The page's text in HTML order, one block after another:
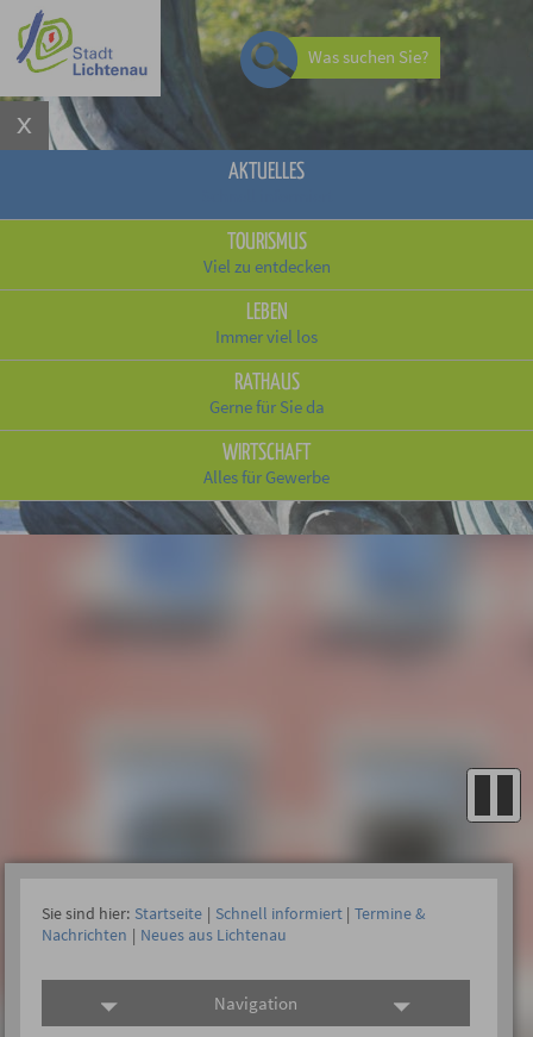
Was suchen Sie?
AKTUELLES
TOURISMUS
Viel zu entdecken
LEBEN
Immer viel los
RATHAUS
Gerne für Sie da
WIRTSCHAFT
Alles für Gewerbe
Sie sind hier: Startseite | Schnell informiert | Termine &
Nachrichten | Neues aus Lichtenau
Navigation